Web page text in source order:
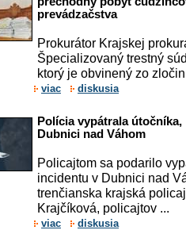
prevádzačstva
Prokurátor Krajskej
Špecializovaný trestný
ktorý je obvinený zo
viac diskusia
Polícia vypátrala
Dubnici nad Váhom
Policajtom sa podarilo
incidentu v Dubnici nad
trenčianska krajská
Krajčíková, policajtov ...
viac diskusia